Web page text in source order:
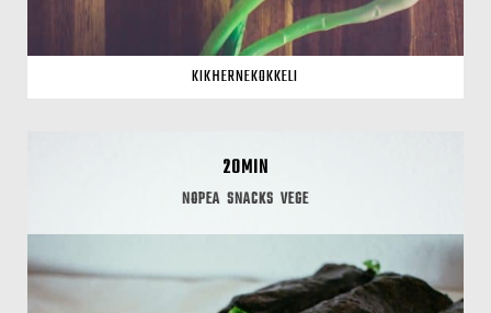
KIKHERNEKOKKELI
20MIN
NOPEA SNACKS VEGE